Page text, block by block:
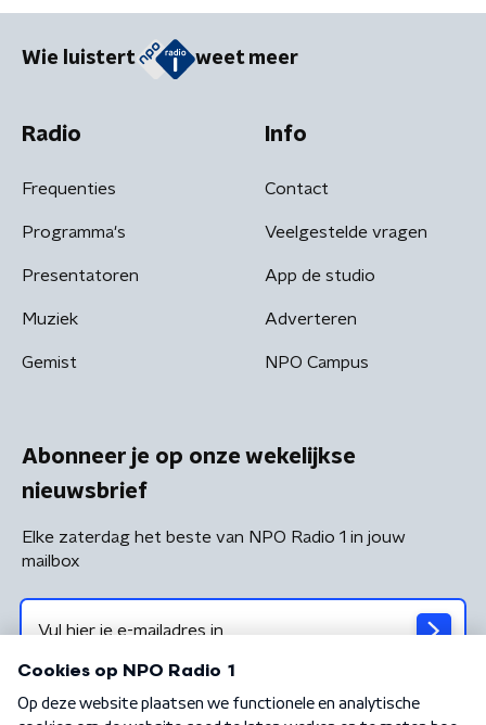
Wie luistert weet meer
Radio
Frequenties
Programma's
Presentatoren
Muziek
Gemist
Info
Contact
Veelgestelde vragen
App de studio
Adverteren
NPO Campus
Abonneer je op onze wekelijkse
nieuwsbrief
Elke zaterdag het beste van NPO Radio 1 in jouw
mailbox